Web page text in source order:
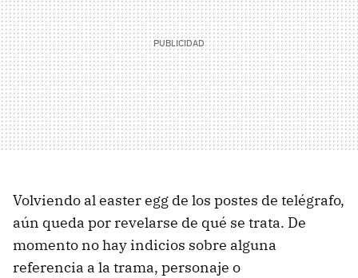
Volviendo al easter egg de los postes de telégrafo,
aún queda por revelarse de qué se trata. De
momento no hay indicios sobre alguna
referencia a la trama, personaje o